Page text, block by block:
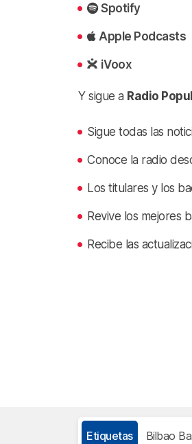
Spotify
Apple Podcasts
iVoox
Y sigue a Radio
Sigue todas las
Conoce la radio
Los titulares y los
Revive los mejores
Recibe las
Etiquetas Bilbao